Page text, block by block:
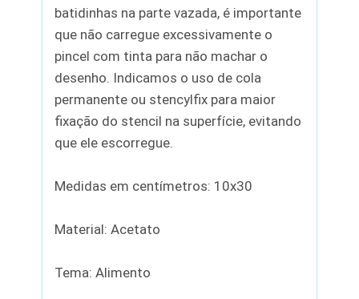
batidinhas na parte vazada, é importante
que não carregue excessivamente o
pincel com tinta para não machar o
desenho. Indicamos o uso de cola
permanente ou stencylfix para maior
fixação do stencil na superfície, evitando
que ele escorregue.
Medidas em centímetros: 10x30
Material: Acetato
Tema: Alimento